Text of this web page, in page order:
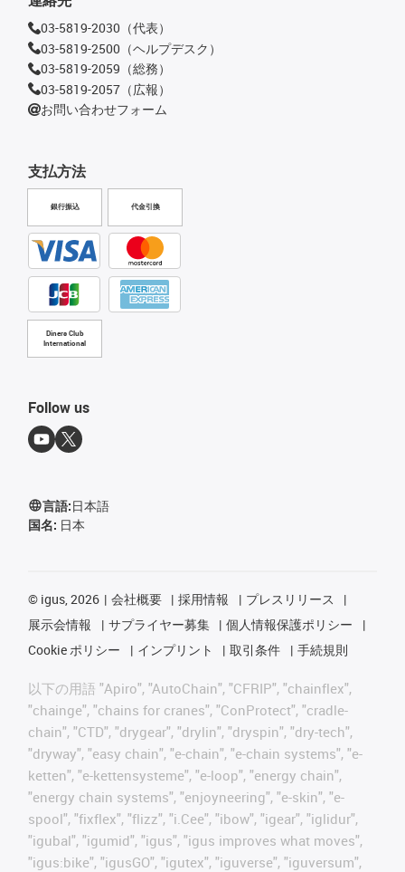
支払方法
銀行振込 代金引換
Diners Club
International
03-5819-2030（代表）
03-5819-2500（ヘルプデスク）
03-5819-2059（総務）
03-5819-2057（広報）
お問い合わせフォーム
Follow us
言語:日本語
国名: 日本
© igus, 2026 会社概要 採用情報
プレスリリース
展示会情報
サプライヤー募集
個人情報保護ポリシー
Cookie ポリシー
インプリント 取引条件 手続規則
以下の用語 "Apiro", "AutoChain", "CFRIP", "chainflex",
"chainge", "chains for cranes", "ConProtect", "cradle-
chain", "CTD", "drygear", "drylin", "dryspin", "dry-tech",
"dryway", "easy chain", "e-chain", "e-chain systems", "e-
ketten", "e-kettensysteme", "e-loop", "energy chain",
"energy chain systems", "enjoyneering", "e-skin", "e-
spool", "fixflex", "flizz", "i.Cee", "ibow", "igear", "iglidur",
"igubal", "igumid", "igus", "igus improves what moves",
"igus:bike", "igusGO", "igutex", "iguverse", "iguversum",